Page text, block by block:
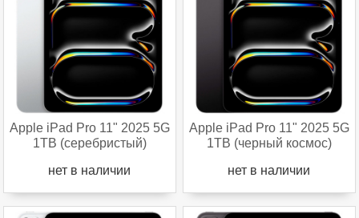
Apple iPad Pro 11" 2025 5G
1TB (серебристый)
нет в наличии
Apple iPad Pro 11" 2025 5G
1TB (черный космос)
нет в наличии